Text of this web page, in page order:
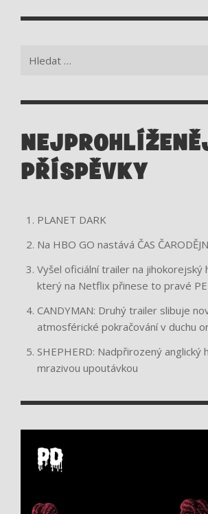
for:
PŘÍSPĚVKY
PLANET DARK
Na HBO GO nastává ČAS
Vyšel oficiální trailer na jihokorejský
který na Netflix přinese to pravé
CANDYMAN: Druhý trailer slibuje
atmosférické pokračování v duchu
SHEPHERD: Nadpřirozený anglický
mrazivou upoutávkou